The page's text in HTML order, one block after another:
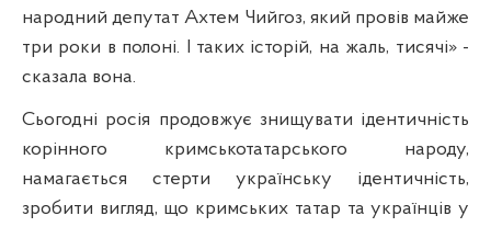
народний депутат Ахтем Чийгоз, який провів майже
три роки в полоні. І таких історій, на жаль, тисячі» -
сказала вона.
Сьогодні росія продовжує знищувати ідентичність
корінного кримськотатарського народу,
намагається стерти українську ідентичність,
зробити вигляд, що кримських татар та українців у